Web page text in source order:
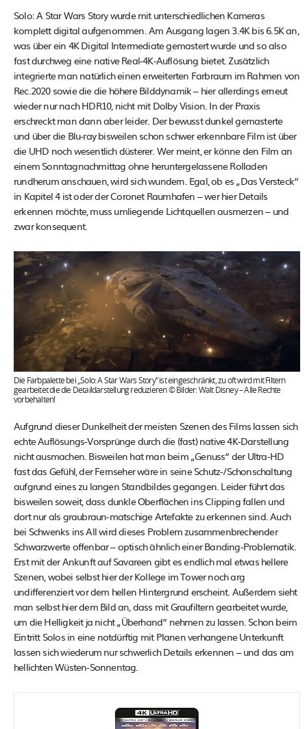
Solo: A Star Wars Story wurde mit unterschiedlichen Kameras
komplett digital aufgenommen. Am Ausgang lagen 3.4K bis 6.5K an,
was über ein 4K Digital Intermediate gemastert wurde und so also
fast durchweg eine native Real-4K-Auflösung bietet. Zusätzlich
integrierte man natürlich einen erweiterten Farbraum im Rahmen von
Rec.2020 sowie die die höhere Bilddynamik – hier allerdings erneut
wieder nur nach HDR10, nicht mit Dolby Vision. In der Praxis
erschreckt man dann aber leider. Der bewusst dunkel gemasterte
und über die Blu-ray bisweilen schon schwer erkennbare Film ist über
die UHD noch wesentlich düsterer. Wer meint, er könne den Film an
einem Sonntagnachmittag ohne heruntergelassene Rolladen
rundherum anschauen, wird sich wundern. Egal, ob es „Das Versteck“
in Kapitel 4 ist oder der Coronet Raumhafen – wer hier Details
erkennen möchte, muss umliegende Lichtquellen ausmerzen – und
zwar konsequent.
Die Farbpalette bei „Solo: A Star Wars Story“ ist eingeschränkt, zu oft wird mit Filtern
gearbeitet die die Detaildarstellung reduzieren © Bilder: Walt Disney – Alle Rechte
vorbehalten!
Aufgrund dieser Dunkelheit der meisten Szenen des Films lassen sich
echte Auflösungs-Vorsprünge durch die (fast) native 4K-Darstellung
nicht ausmachen. Bisweilen hat man beim „Genuss“ der Ultra-HD
fast das Gefühl, der Fernseher wäre in seine Schutz-/Schonschaltung
aufgrund eines zu langen Standbildes gegangen. Leider führt das
bisweilen soweit, dass dunkle Oberflächen ins Clipping fallen und
dort nur als graubraun-matschige Artefakte zu erkennen sind. Auch
bei Schwenks ins All wird dieses Problem zusammenbrechender
Schwarzwerte offenbar – optisch ähnlich einer Banding-Problematik.
Erst mit der Ankunft auf Savareen gibt es endlich mal etwas hellere
Szenen, wobei selbst hier der Kollege im Tower noch arg
undifferenziert vor dem hellen Hintergrund erscheint. Außerdem sieht
man selbst hier dem Bild an, dass mit Graufiltern gearbeitet wurde,
um die Helligkeit ja nicht „Überhand“ nehmen zu lassen. Schon beim
Eintritt Solos in eine notdürftig mit Planen verhangene Unterkunft
lassen sich wiederum nur schwerlich Details erkennen – und das am
hellichten Wüsten-Sonnentag.